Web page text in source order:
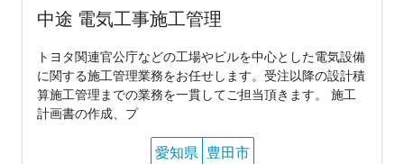
中途 電気工事施工管理
トヨタ関連官公庁などの工場やビルを中心とした電気設備
に関する施工管理業務をお任せします。受注以降の設計積
算施工管理までの業務を一貫してご担当頂きます。 施工
計画書の作成、プ
愛知県 豊田市